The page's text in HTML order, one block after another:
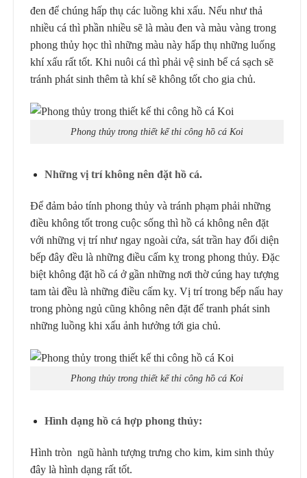
đen để chúng hấp thụ các luồng khi xấu. Nếu như thả
nhiều cá thì phần nhiều sẽ là màu đen và màu vàng trong
phong thủy học thì những màu này hấp thụ những luống
khí xấu rất tốt. Khi nuôi cá thì phải vệ sinh bể cá sạch sẽ
tránh phát sinh thêm tà khí sẽ không tốt cho gia chủ.
Phong thủy trong thiết kế thi công hồ cá Koi
Những vị trí không nên đặt hồ cá.
Để đảm bảo tính phong thủy và tránh phạm phải những
điều không tốt trong cuộc sống thì hồ cá không nên đặt
với những vị trí như ngay ngoài cửa, sát trần hay đối diện
bếp đây đều là những điều cấm kỵ trong phong thủy. Đặc
biệt không đặt hồ cá ở gần những nơi thờ cúng hay tượng
tam tài đều là những điều cấm kỵ. Vị trí trong bếp nấu hay
trong phòng ngủ cũng không nên đặt để tranh phát sinh
những luồng khi xấu ảnh hưởng tới gia chủ.
Phong thủy trong thiết kế thi công hồ cá Koi
Hình dạng hồ cá hợp phong thủy:
Hình tròn ngũ hành tượng trưng cho kim, kim sinh thủy
đây là hình dạng rất tốt.